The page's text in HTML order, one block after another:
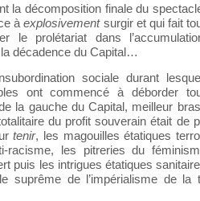
la décomposition finale du
àexplosivementsurgir et qui fait
le prolétariat dans
décadence du Capital…
sociale durant
ont commencé à déborder
la gauche du Capital, meilleur
du profit souverain était de
tenir, les magouilles étatiques
racisme, les pitreries du
puis les intrigues étatiques
suprême de l’impérialisme de la